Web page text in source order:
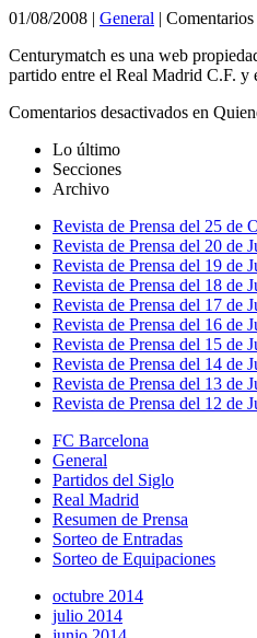
01/08/2008 | General |
Centurymatch es una web
partido entre el Real Madrid C.F.
Comentarios desactivados en
Lo último
Secciones
Archivo
Revista de Prensa del 25 de
Revista de Prensa del 20 de
Revista de Prensa del 19 de
Revista de Prensa del 18 de
Revista de Prensa del 17 de
Revista de Prensa del 16 de
Revista de Prensa del 15 de
Revista de Prensa del 14 de
Revista de Prensa del 13 de
Revista de Prensa del 12 de
FC Barcelona
General
Partidos del Siglo
Real Madrid
Resumen de Prensa
Sorteo de Entradas
Sorteo de Equipaciones
octubre 2014
julio 2014